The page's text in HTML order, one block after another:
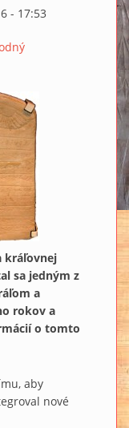
- 17:53
kráľovnej
sa jedným z
a
rokov a
o tomto
aby
nové